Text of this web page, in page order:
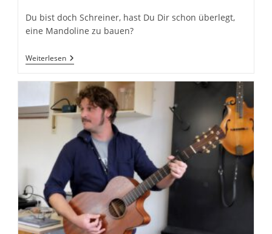
Du bist doch Schreiner, hast Du Dir schon überlegt,
eine Mandoline zu bauen?
WeiterlesenElmar
Geilen